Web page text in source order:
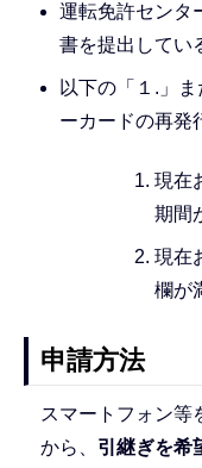
運転免許センタ
書を提出してい
以下の「１.」
ーカードの再発
現在
期間
現在
欄が
申請方法
スマートフォン等
から、 引継ぎを希